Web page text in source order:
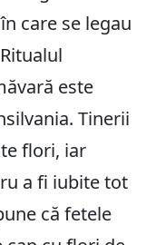
care se legau
este
Tinerii
flori, iar
a fi iubite tot
că fetele